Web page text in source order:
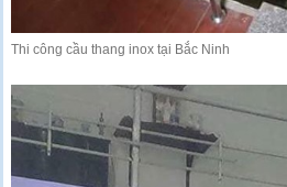
Thi công cầu thang inox tại Bắc Ninh